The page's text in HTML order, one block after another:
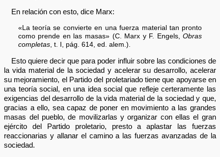
En relación con esto, dice Marx:
«La teoría se convierte en una fuerza material tan pronto
como prende en las masas» (C. Marx y F. Engels,Obras
completas, t. I, pág. 614, ed. alem.).
Esto quiere decir que para poder influir sobre las condiciones de
la vida material de la sociedad y acelerar su desarrollo, acelerar
su mejoramiento, el Partido del proletariado tiene que apoyarse en
una teoría social, en una idea social que refleje certeramente las
exigencias del desarrollo de la vida material de la sociedad y que,
gracias a ello, sea capaz de poner en movimiento a las grandes
masas del pueblo, de movilizarlas y organizar con ellas el gran
ejército del Partido proletario, presto a aplastar las fuerzas
reaccionarias y allanar el camino a las fuerzas avanzadas de la
sociedad.